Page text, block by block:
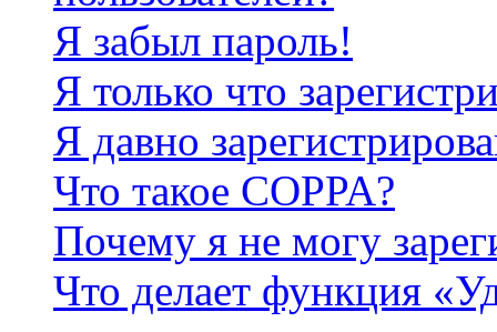
Я забыл пароль!
Я только что
Я давно
Что такое COPPA?
Почему я не могу
Что делает функция